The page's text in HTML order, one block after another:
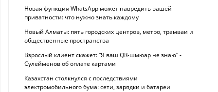
Новая функция WhatsApp может навредить вашей
приватности: что нужно знать каждому
Новый Алматы: пять городских центров, метро, трамваи и
общественные пространства
Взрослый клиент скажет: “Я ваш QR-шмюар не знаю“ -
Сулейменов об оплате картами
Казахстан столкнулся с последствиями
электромобильного бума: сети, зарядки и батареи